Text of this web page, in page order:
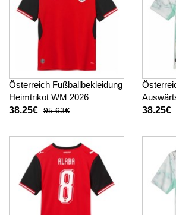
Österreich Fußballbekleidung
Heimtrikot WM 2026
Kurzarm
38.25€ 95.63€
Kurzarm
38.25€